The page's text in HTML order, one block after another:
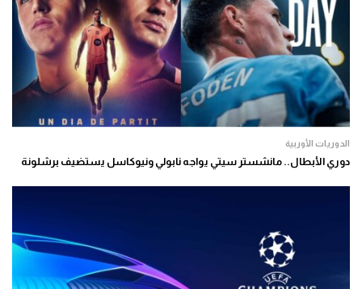
الدوريات الأوربية
دوري الأبطال.. مانشستر سيتي يواجه نابولي ونيوكاسل يستضيف برشلونة